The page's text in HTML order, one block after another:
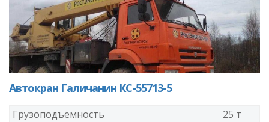
Автокран Галичанин КС-55713-5
Грузоподъемность
25 т